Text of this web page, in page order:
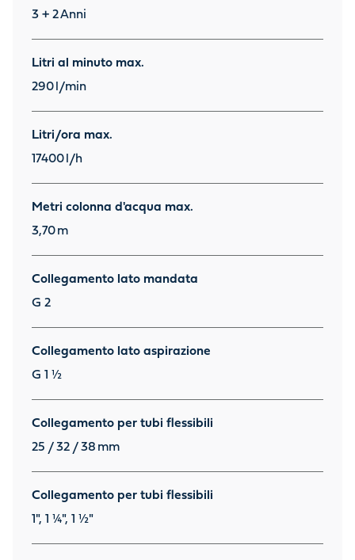
3 + 2Anni
Litri al minuto max.
290 l/min
Litri/ora max.
17400 l/h
Metri colonna d'acqua max.
3,70 m
Collegamento lato mandata
G 2
Collegamento lato aspirazione
G 1 ½
Collegamento per tubi flessibili
25 / 32 / 38 mm
Collegamento per tubi flessibili
1", 1 ¼", 1 ½"